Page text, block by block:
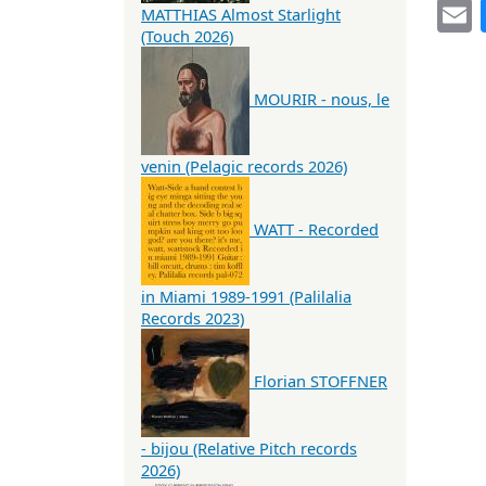
MATTHIAS Almost Starlight
(Touch 2026)
MOURIR - nous, le
venin (Pelagic records 2026)
WATT - Recorded
in Miami 1989-1991 (Palilalia
Records 2023)
Florian STOFFNER
- bijou (Relative Pitch records
2026)